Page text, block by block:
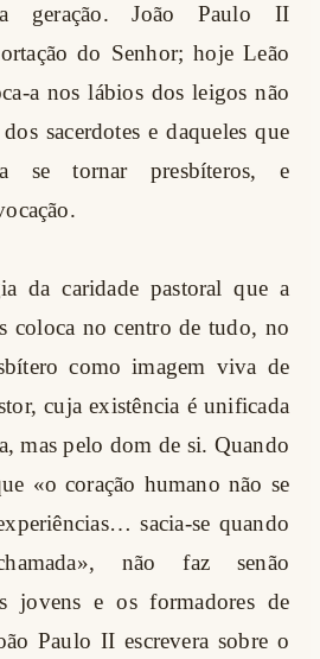
geração. João Paulo II
do Senhor; hoje Leão
a nos lábios dos leigos não
sacerdotes e daqueles que
se tornar presbíteros, e
da caridade pastoral que a
coloca no centro de tudo, no
como imagem viva de
cuja existência é unificada
mas pelo dom de si. Quando
«o coração humano não se
sacia-se quando
não faz senão
jovens e os formadores de
Paulo II escrevera sobre o